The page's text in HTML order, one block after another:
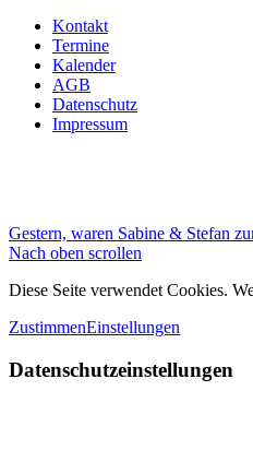
Kontakt
Termine
Kalender
AGB
Datenschutz
Impressum
Gestern, waren Sabine & Stefan
Nach oben scrollen
Diese Seite verwendet Cookies.
ZustimmenEinstellungen
Datenschutzeinstellungen